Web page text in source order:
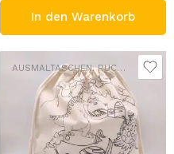
In den Warenkorb
AUSMALTASCHEN,RUCKSÄCKE